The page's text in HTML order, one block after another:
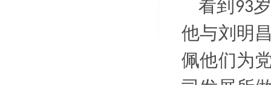
看到 93
他与刘明
佩他们为